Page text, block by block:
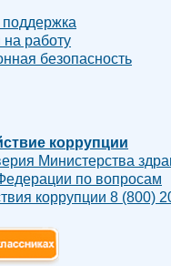
поддержка
работу
безопасность
коррупции
Министерства
по вопросам
коррупции 8 (800)